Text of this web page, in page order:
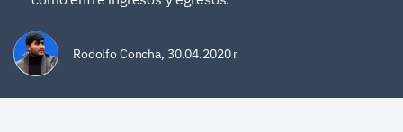
Rodolfo Concha, 30.04.2020 r